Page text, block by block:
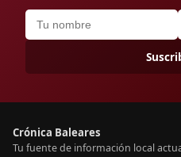
Crónica Baleares
Tu fuente de información local